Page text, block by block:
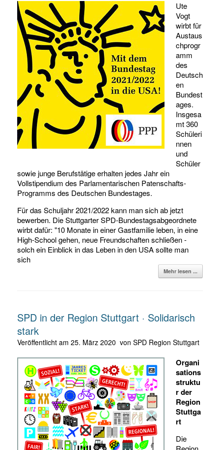
Ute
Vogt
wirbt für
Austaus
chprogr
amm
des
Deutsch
en
Bundest
ages.
Insgesa
mt 360
Schüleri
nnen
und
Schüler
sowie junge Berufstätige erhalten jedes Jahr ein
Vollstipendium des Parlamentarischen Patenschafts-
Programms des Deutschen Bundestages.
Für das Schuljahr 2021/2022 kann man sich ab jetzt
bewerben. Die Stuttgarter SPD-Bundestagsabgeordnete
wirbt dafür: "10 Monate in einer Gastfamilie leben, in eine
High-School gehen, neue Freundschaften schließen -
solch ein Einblick in das Leben in den USA sollte man
sich
Mehr lesen ...
SPD in der Region Stuttgart · Solidarisch
stark
Veröffentlicht am 25. März 2020 von SPD Region Stuttgart
Organi
sations
struktu
r der
Region
Stuttga
rt
Die